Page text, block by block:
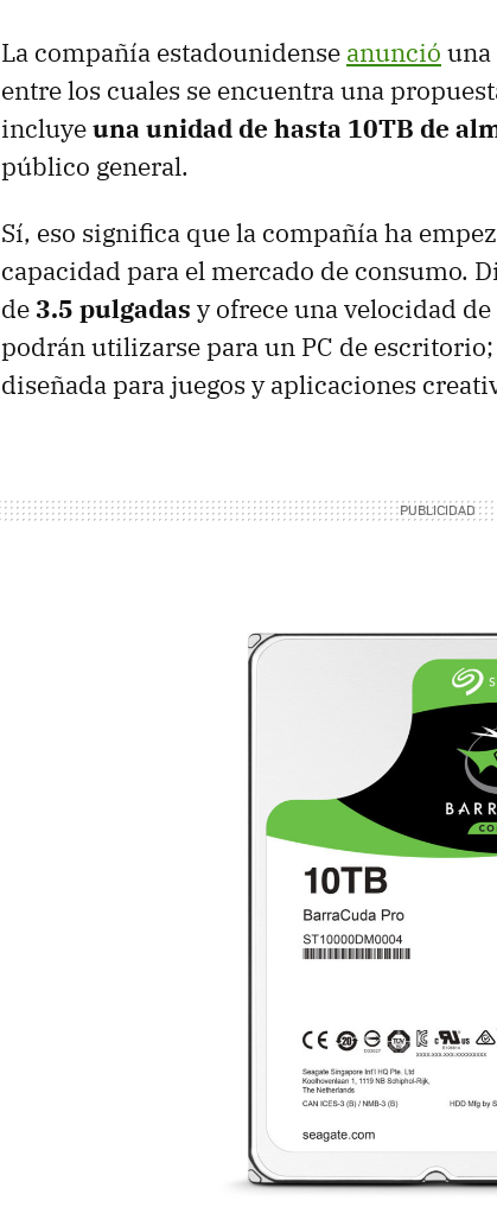
La compañía estadounidense anunció una
entre los cuales se encuentra una
incluyeuna unidad de hasta 10TB de
público general.
Sí, eso significa que la compañía ha
capacidad para el mercado de consumo.
de 3.5 pulgadas y ofrece una velocidad de
podrán utilizarse para un PC de
diseñada para juegos y aplicaciones